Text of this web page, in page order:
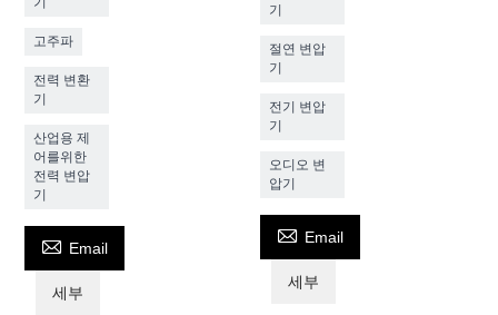
고주파
전력 변환
기
산업용 제
어를위한
전력 변압
기
 Email
세부
기
절연 변압
기
전기 변압
기
오디오 변
압기
 Email
세부